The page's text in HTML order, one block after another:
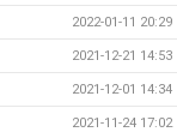
2022-01-11 20:29
2021-12-21 14:53
2021-12-01 14:34
2021-11-24 17:02